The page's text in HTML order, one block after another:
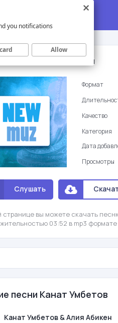
Умбетов - Жан анашым
Формат
Качество
Категория
Дата
Просмотры
Слушать
странице вы можете скачать
03:52 в mp3
песни Канат Умбетов
Канат Умбетов & Алия Абикен
you notifications
Allow